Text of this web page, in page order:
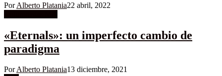
PorAlberto Platania22 abril, 2022
«Eternals»: un imperfecto cambio de
paradigma
PorAlberto Platania13 diciembre, 2021